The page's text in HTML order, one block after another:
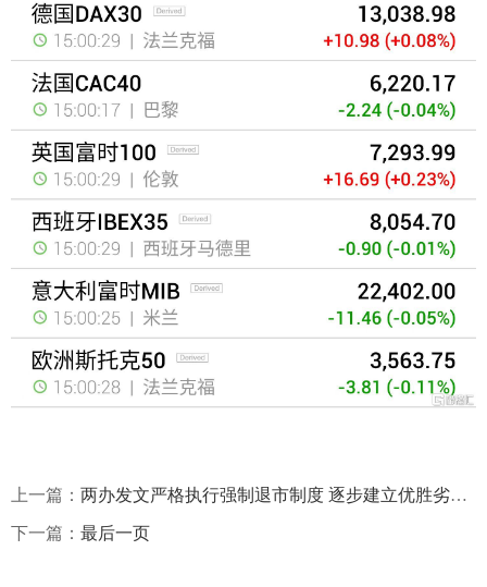
上一篇： 两办发文严格执行强制退市制度 逐步建立优胜劣汰循环机制
下一篇： 最后一页